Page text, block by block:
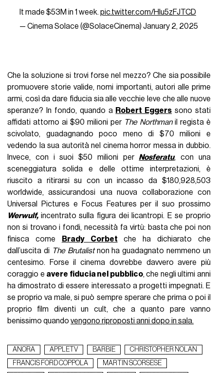
It made $53M in 1 week. pic.twitter.com/HIu5zFJTCD
— Cinema Solace (@SolaceCinema) January 2, 2025
Che la soluzione si trovi forse nel mezzo? Che sia possibile
promuovere storie valide, nomi importanti, autori alle prime
armi, così da dare fiducia sia alle vecchie leve che alle nuove
speranze? In fondo, quando a Robert Eggers sono stati
affidati attorno ai $90 milioni per The Northmanil regista è
scivolato, guadagnando poco meno di $70 milioni e
vedendo la sua autorità nel cinema horror messa in dubbio.
Invece, con i suoi $50 milioni per Nosferatu, con una
sceneggiatura solida e delle ottime interpretazioni, è
riuscito a ritirarsi su con un incasso da $180,928,503
worldwide, assicurandosi una nuova collaborazione con
Universal Pictures e Focus Features per il suo prossimo
Werwulf, incentrato sulla figura dei licantropi. E se proprio
non si trovano i fondi, necessità fa virtù: basta che poi non
finisca come
Brady Corbet che ha dichiarato che
dall’uscita di The Brutalistnon ha guadagnato nemmeno un
centesimo. Forse il cinema dovrebbe davvero avere più
coraggio e avere fiducia nel pubblico, che negli ultimi anni
ha dimostrato di essere interessato a progetti impegnati. E
se proprio va male, si può sempre sperare che prima o poi il
proprio film diventi un cult, che a quanto pare vanno
benissimo quandovengono riproposti anni dopo in sala.
ANORA APPLETV BARBIE
CHRISTOPHER NOLAN
FRANCIS FORD COPPOLA
MARTIN SCORSESE